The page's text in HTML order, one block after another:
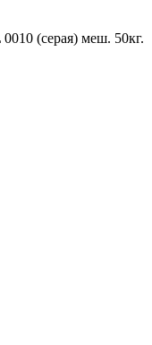
(серая) меш. 50кг.